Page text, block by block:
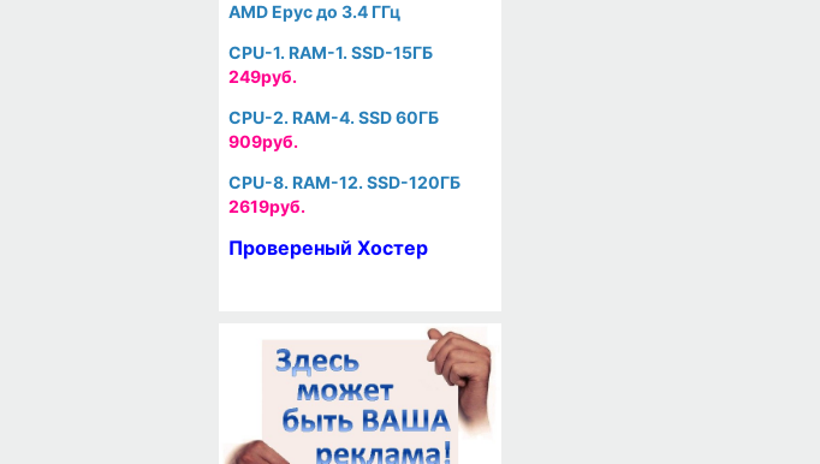
AMD Epyc до 3.4 ГГц
CPU-1. RAM-1. SSD-15ГБ
249руб.
CPU-2. RAM-4. SSD 60ГБ
909руб.
CPU-8. RAM-12. SSD-120ГБ
2619руб.
Провереный Хостер